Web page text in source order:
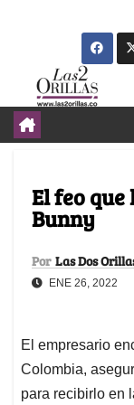
El feo que
Bunny
Por Las Dos
ENE 26, 2022
El empresario
Colombia,
para recibirlo en